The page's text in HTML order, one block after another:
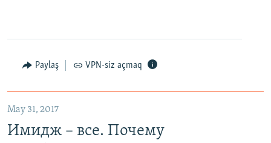
Paylaş VPN-siz açmaq
May 31, 2017
Имидж – все. Почему